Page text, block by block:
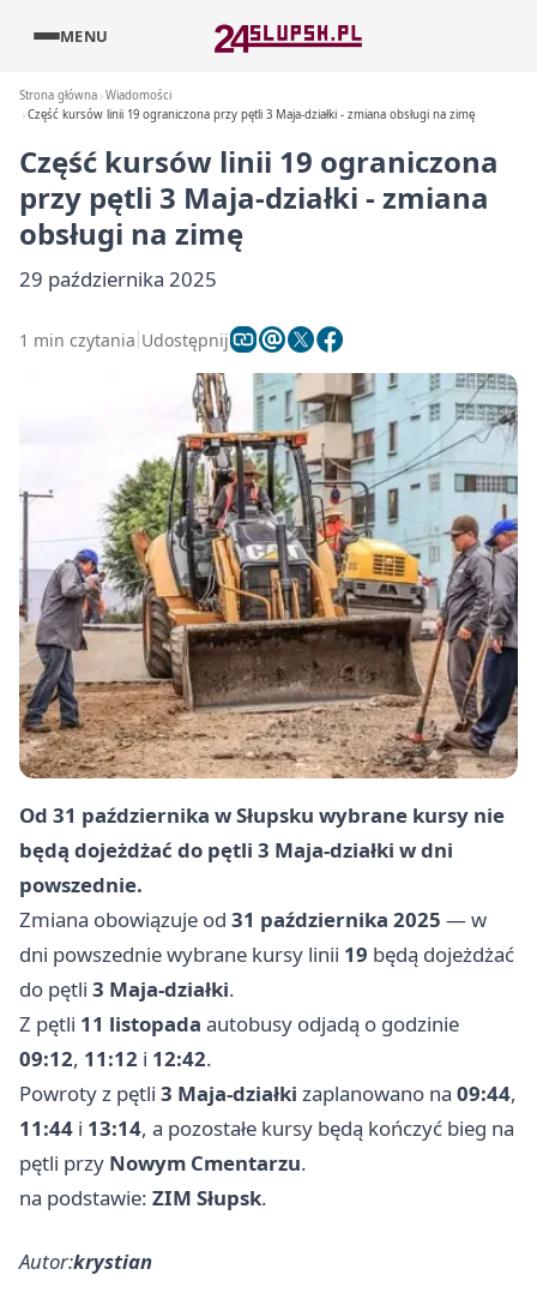
MENU
Strona główna Wiadomości
Część kursów linii 19 ograniczona przy pętli 3 Maja-działki - zmiana obsługi na zimę
Część kursów linii 19 ograniczona
przy pętli 3 Maja-działki - zmiana
obsługi na zimę
29 października 2025
1 min czytania Udostępnij
Od 31 października w Słupsku wybrane kursy nie
będą dojeżdżać do pętli 3 Maja-działki w dni
powszednie.
Zmiana obowiązuje od 31 października 2025 — w
dni powszednie wybrane kursy linii 19 będą dojeżdżać
do pętli 3 Maja-działki.
Z pętli 11 listopada autobusy odjadą o godzinie
09:12, 11:12 i 12:42.
Powroty z pętli 3 Maja-działki zaplanowano na 09:44,
11:44 i 13:14, a pozostałe kursy będą kończyć bieg na
pętli przy Nowym Cmentarzu.
na podstawie: ZIM Słupsk.
Autor:krystian